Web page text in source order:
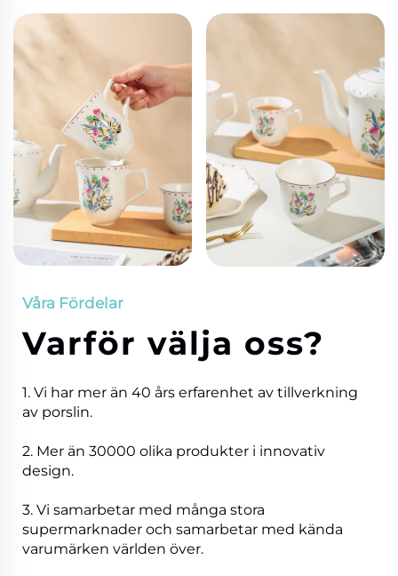
Våra Fördelar
Varför välja oss?
1. Vi har mer än 40 års erfarenhet av tillverkning
av porslin.
2. Mer än 30000 olika produkter i innovativ
design.
3. Vi samarbetar med många stora
supermarknader och samarbetar med kända
varumärken världen över.